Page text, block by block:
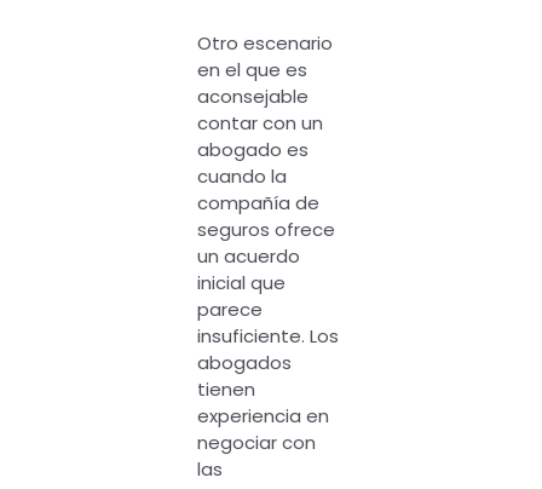
Otro escenario
en el que es
aconsejable
contar con un
abogado es
cuando la
compañía de
seguros ofrece
un acuerdo
inicial que
parece
insuficiente. Los
abogados
tienen
experiencia en
negociar con
las